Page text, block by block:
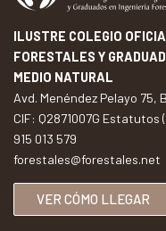
ILUSTRE COLEGIO
FORESTALES Y
MEDIO NATURAL
Avd. Menéndez Pelayo 75,
CIF: Q2871007G Estatutos
915 013 579
forestales@forestales.net
VER CÓMO LLEGAR